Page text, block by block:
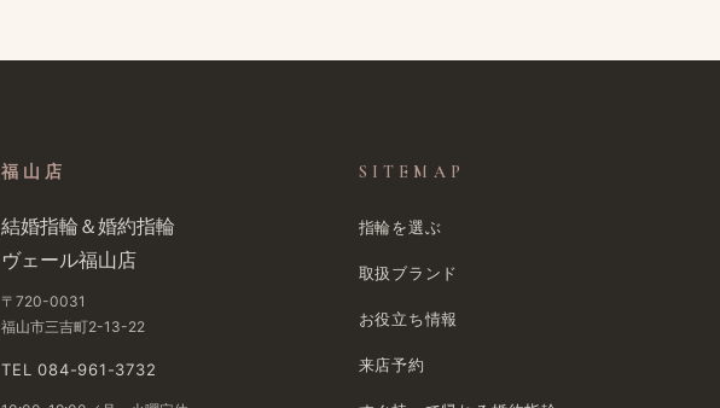
福山店
結婚​指輪＆婚約指輪
ヴェール福山店
〒720-0031
福山市三吉町2-13-22
TEL 084-961-3732
SITEMAP
指輪を選ぶ
取扱ブランド
お役立ち情報
来店予約